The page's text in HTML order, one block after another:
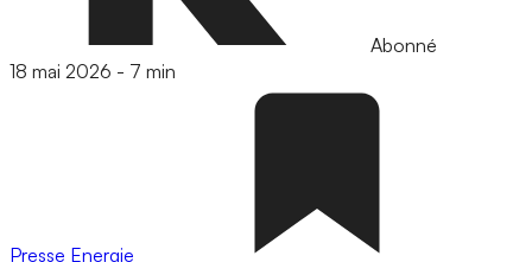
Abonné
18 mai 2026 - 7 min
Presse Energie